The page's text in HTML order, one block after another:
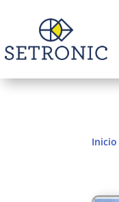
Inicio